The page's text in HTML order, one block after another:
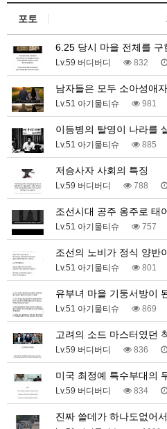
포토
6.25 당시 마을 전체를 구
Lv.59 버디버디 832
남자들은 모두 소아성애
Lv.51 아기물티슈 981
이등병의 탈영이 나라를
Lv.51 아기물티슈 885
저승사자 사회의 특징
Lv.59 버디버디 788
조선시대 공주 옹주로 태
Lv.51 아기물티슈 757
조선의 노비가 정식 양반
Lv.51 아기물티슈 801
유부녀 마을 기둥서방이
Lv.51 아기물티슈 869
고려의 소드 마스터였던
Lv.59 버디버디 836
미국 최정예 특수부대의
Lv.59 버디버디 834
진짜 쓸데가 하나도없어